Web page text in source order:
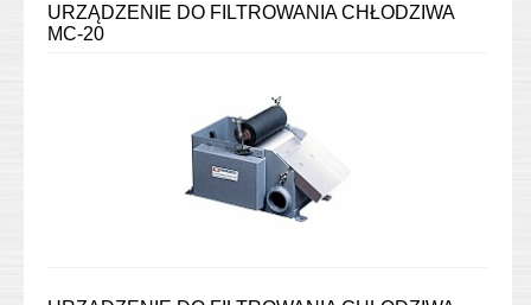
URZĄDZENIE DO FILTROWANIA CHŁODZIWA
MC-20